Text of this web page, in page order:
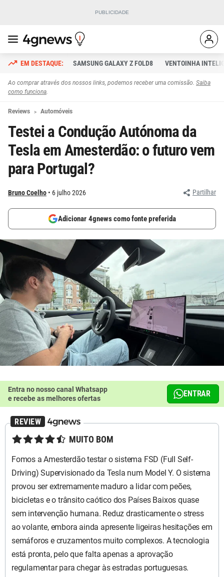
SAMSUNG GALAXY Z FOLD8 VENTOINHA
Ao comprar através dos nossos links, podemos receber uma comissão. Saiba
como funciona.
Reviews Automóveis
Testei a Condução Autónoma da
Tesla em Amesterdão: o futuro vem
para Portugal?
Bruno Coelho 6 julho 2026 Partilhar
Adicionar 4gnews como fonte preferida
Entra no nosso canal Whatsapp
e recebe as melhores ofertas
ENTRAR
★★★★☆ MUITO BOM
Fomos a Amesterdão testar o sistema FSD (Full Self-
Driving) Supervisionado da Tesla num Model Y. O sistema
provou ser extremamente maduro a lidar com peões,
bicicletas e o trânsito caótico dos Países Baixos quase
sem intervenção humana. Reduz drasticamente o stress
ao volante, embora ainda apresente ligeiras hesitações em
semáforos e cruzamentos muito complexos. A tecnologia
está pronta, pelo que falta apenas a aprovação
regulamentar para chegar às estradas portuguesas.